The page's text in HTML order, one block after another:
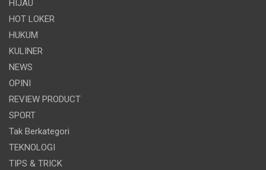
HIJAU
HOT LOKER
HUKUM
KULINER
NEWS
OPINI
REVIEW PRODUCT
SPORT
Tak Berkategori
TEKNOLOGI
TIPS & TRICK